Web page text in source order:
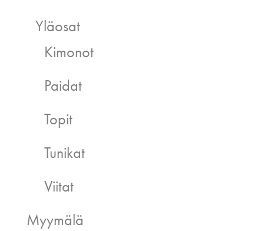
Yläosat
Kimonot
Paidat
Topit
Tunikat
Viitat
Myymälä